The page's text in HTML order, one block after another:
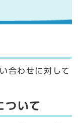
合わせに対して
ついて